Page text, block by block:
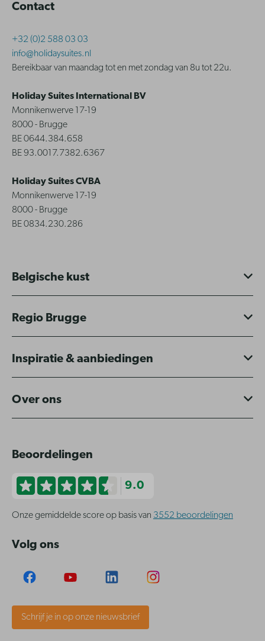
Contact
+32 (0)2 588 03 03
info@holidaysuites.nl
Bereikbaar van maandag tot en met zondag van 8u tot 22u.
Holiday Suites International BV
Monnikenwerve 17-19
8000 - Brugge
BE 0644.384.658
BE 93.0017.7382.6367
Holiday Suites CVBA
Monnikenwerve 17-19
8000 - Brugge
BE 0834.230.286
Belgische kust
Regio Brugge
Inspiratie & aanbiedingen
Over ons
Beoordelingen
9.0
Onze gemiddelde score op basis van 3552 beoordelingen
Volg ons
Schrijf je in op onze nieuwsbrief